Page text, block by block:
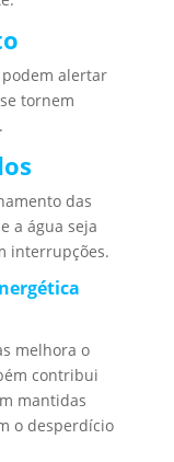
alertar
tornem
das
a água seja
interrupções.
melhora o
contribui
mantidas
o desperdício